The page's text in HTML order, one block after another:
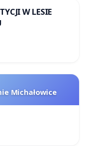
W LESIE
Michałowice